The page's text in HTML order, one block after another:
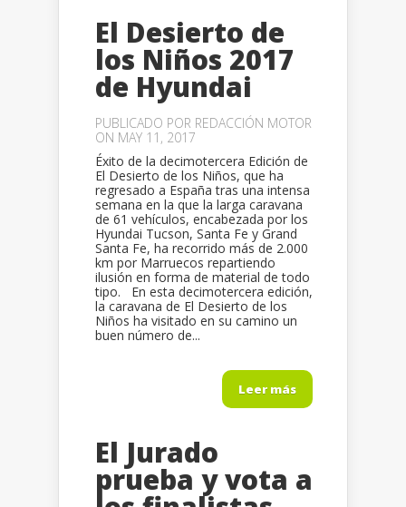
El Desierto de
los Niños 2017
de Hyundai
PUBLICADO POR REDACCIÓN MOTOR
ON MAY 11, 2017
Éxito de la decimotercera Edición de
El Desierto de los Niños, que ha
regresado a España tras una intensa
semana en la que la larga caravana
de 61 vehículos, encabezada por los
Hyundai Tucson, Santa Fe y Grand
Santa Fe, ha recorrido más de 2.000
km por Marruecos repartiendo
ilusión en forma de material de todo
tipo. En esta decimotercera edición,
la caravana de El Desierto de los
Niños ha visitado en su camino un
buen número de...
Leer más
El Jurado
prueba y vota a